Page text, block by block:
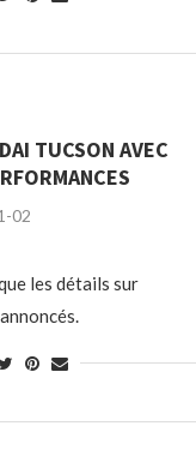
TUCSON AVEC
02
les détails sur